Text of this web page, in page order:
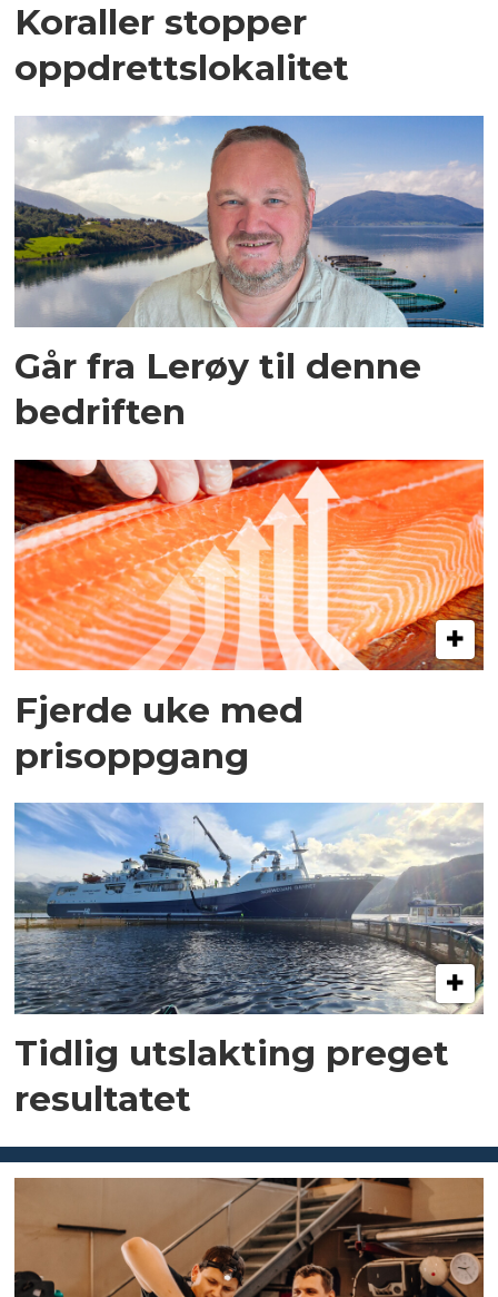
Koraller stopper
oppdrettslokalitet
Går fra Lerøy til denne
bedriften
Fjerde uke med
prisoppgang
Tidlig utslakting preget
resultatet